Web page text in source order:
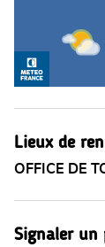
Lieux de
OFFICE DE
Signaler un